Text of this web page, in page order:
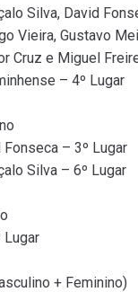
Silva, David
Vieira, Gustavo
Cruz e Miguel
– 4º Lugar
– 3º Lugar
Silva – 6º Lugar
Lugar
+ Feminino)